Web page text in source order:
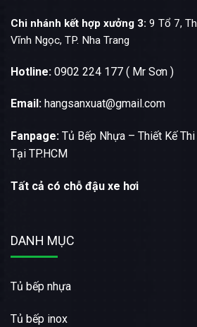
Chi nhánh kết hợp xưởng 3: 9 Tổ 7,
Vĩnh Ngọc, TP. Nha Trang
Hotline: 0902 224 177 ( Mr Sơn )
Email: hangsanxuat@gmail.com
Fanpage: Tủ Bếp Nhựa – Thiết Kế
Tại TP.HCM
Tất cả có chỗ đậu xe hơi
DANH MỤC
Tủ bếp nhựa
Tủ bếp inox